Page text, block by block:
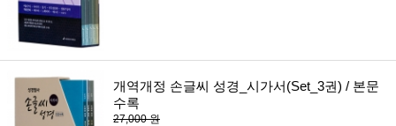
개역개정 손글씨 성경_시가서(Set_3권) / 본문
수록
27,000 원